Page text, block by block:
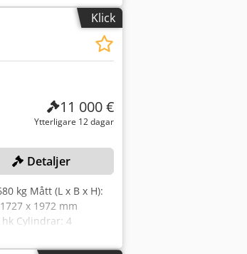
Däck fram skick: Nya
gafflar, 3:e
värme, helhytt, full
Klick
11 000 €
Ytterligare 12 dagar
Detaljer
kg Mått (L x B x H):
x 1972 mm
hk Cylindrar: 4
snabbfäste Extra